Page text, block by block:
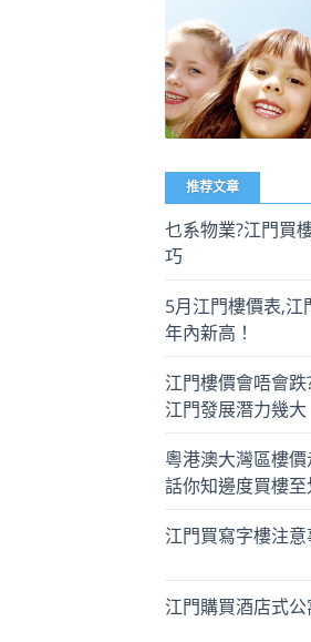
推荐文章
乜系物業?江門買
巧
5月江門樓價表,江
年內新高！
江門樓價會唔會
江門發展潛力幾大
粵港澳大灣區樓
話你知邊度買樓
江門買寫字樓注
江門購買酒店式